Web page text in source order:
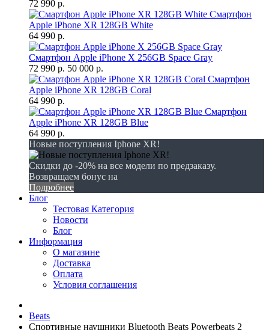
72 990 р.
Смартфон
Apple iPhone XR 128GB White
64 990 р.
Смартфон Apple iPhone X 256GB Space Gray
72 990 р. 50 000 р.
Смартфон
Apple iPhone XR 128GB Coral
64 990 р.
Смартфон
Apple iPhone XR 128GB Blue
64 990 р.
Новые поступления Iphone XR!
Скидки до -20% на все модели по предзаказу.
Возвращаем бонус на
Подробнее
Блог
Тестовая Категория
Новости
Блог
Информация
О магазине
Доставка
Оплата
Условия соглашения
Beats
Спортивные наушники Bluetooth Beats Powerbeats 2